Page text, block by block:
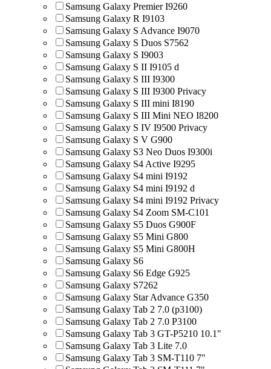
Samsung Galaxy Premier I9260
Samsung Galaxy R I9103
Samsung Galaxy S Advance I9070
Samsung Galaxy S Duos S7562
Samsung Galaxy S I9003
Samsung Galaxy S II I9105 d
Samsung Galaxy S III I9300
Samsung Galaxy S III I9300 Privacy
Samsung Galaxy S III mini I8190
Samsung Galaxy S III Mini NEO I8200
Samsung Galaxy S IV I9500 Privacy
Samsung Galaxy S V G900
Samsung Galaxy S3 Neo Duos I9300i
Samsung Galaxy S4 Active I9295
Samsung Galaxy S4 mini I9192
Samsung Galaxy S4 mini I9192 d
Samsung Galaxy S4 mini I9192 Privacy
Samsung Galaxy S4 Zoom SM-C101
Samsung Galaxy S5 Duos G900F
Samsung Galaxy S5 Mini G800
Samsung Galaxy S5 Mini G800H
Samsung Galaxy S6
Samsung Galaxy S6 Edge G925
Samsung Galaxy S7262
Samsung Galaxy Star Advance G350
Samsung Galaxy Tab 2 7.0 (p3100)
Samsung Galaxy Tab 2 7.0 P3100
Samsung Galaxy Tab 3 GT-P5210 10.1"
Samsung Galaxy Tab 3 Lite 7.0
Samsung Galaxy Tab 3 SM-T110 7"